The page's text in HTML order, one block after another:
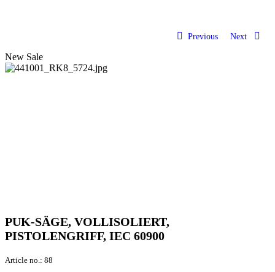
Previous Next
New Sale
PUK-SÄGE, VOLLISOLIERT,
PISTOLENGRIFF, IEC 60900
Article no.: 88